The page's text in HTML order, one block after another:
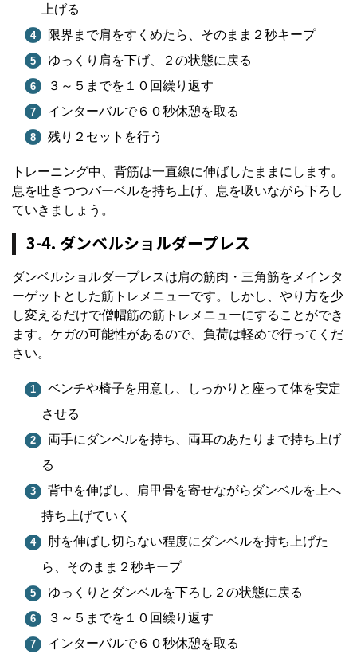
上げる
限界まで肩をすくめたら、そのまま２秒キープ
ゆっくり肩を下げ、２の状態に戻る
３～５までを１０回繰り返す
インターバルで６０秒休憩を取る
残り２セットを行う
トレーニング中、背筋は一直線に伸ばしたままにします。
息を吐きつつバーベルを持ち上げ、息を吸いながら下ろし
ていきましょう。
3-4. ダンベルショルダープレス
ダンベルショルダープレスは肩の筋肉・三角筋をメインタ
ーゲットとした筋トレメニューです。しかし、やり方を少
し変えるだけで僧帽筋の筋トレメニューにすることができ
ます。ケガの可能性があるので、負荷は軽めで行ってくだ
さい。
ベンチや椅子を用意し、しっかりと座って体を安定
させる
両手にダンベルを持ち、両耳のあたりまで持ち上げ
る
背中を伸ばし、肩甲骨を寄せながらダンベルを上へ
持ち上げていく
肘を伸ばし切らない程度にダンベルを持ち上げた
ら、そのまま２秒キープ
ゆっくりとダンベルを下ろし２の状態に戻る
３～５までを１０回繰り返す
インターバルで６０秒休憩を取る